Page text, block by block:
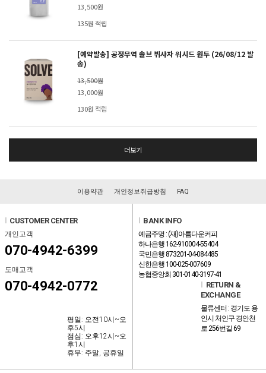
13,500원
135원 적립
[예약발송] 공정무역 솔브 뷔샤자 워시드 원두 (26/08/12 발
송)
13,500원
13,000원
130원 적립
더보기
이용약관 개인정보취급방침 FAQ
CUSTOMER CENTER
개인고객
070-4942-6399
도매고객
070-4942-0772
평일: 오전10시~오
후5시
점심: 오후12시~오
후1시
휴무: 주말, 공휴일
BANK INFO
예금주명 : (재)아름다운커피
하나은행 162-910004-55404
국민은행 873201-04-084485
신한은행 100-025-007609
농협중앙회 301-0140-3197-41
RETURN &
EXCHANGE
물류센터 : 경기도 용
인시 처인구 경안천
로 256번길 69